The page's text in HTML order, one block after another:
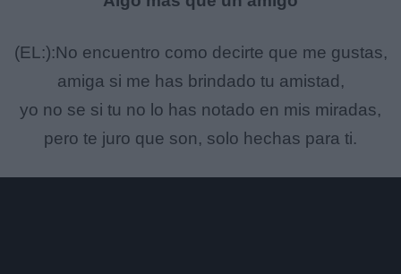
(EL:):No encuentro como decirte que me gustas,
amiga si me has brindado tu amistad,
yo no se si tu no lo has notado en mis miradas,
pero te juro que son, solo hechas para ti.